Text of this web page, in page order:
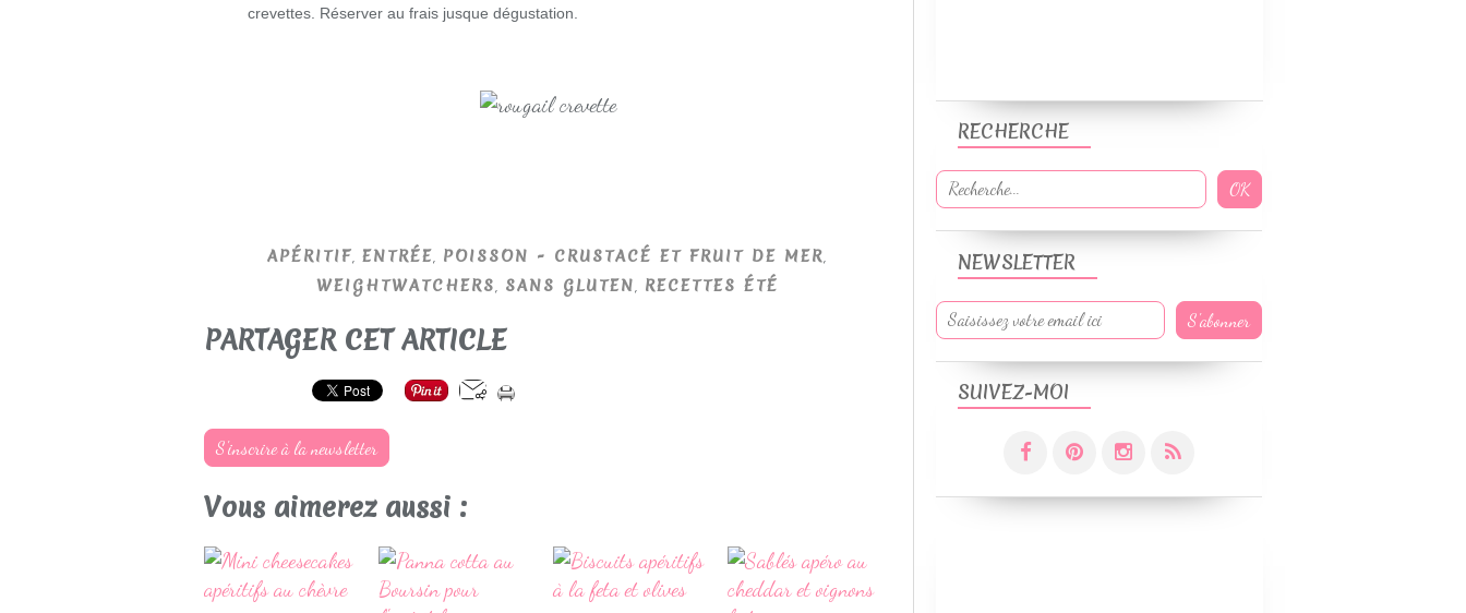
crevettes. Réserver au frais jusque dégustation.
APÉRITIF, ENTRÉE, POISSON - CRUSTACÉ ET FRUIT DE MER,
WEIGHTWATCHERS, SANS GLUTEN, RECETTES ÉTÉ
PARTAGER CET ARTICLE
S'inscrire à la newsletter
Vous aimerez aussi :
NEWSLETTER
SUIVEZ-MOI
RECHERCHE